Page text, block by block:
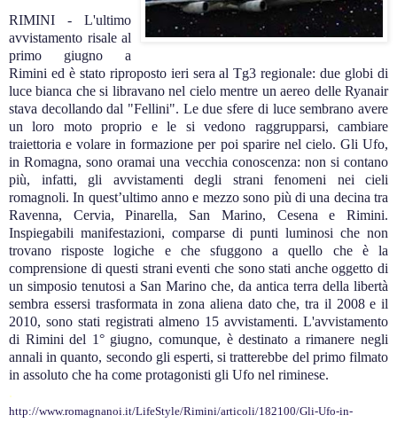
RIMINI - L'ultimo
avvistamento risale al
primo giugno a
Rimini ed è stato riproposto ieri sera al Tg3 regionale: due globi di
luce bianca che si libravano nel cielo mentre un aereo delle Ryanair
stava decollando dal "Fellini". Le due sfere di luce sembrano avere
un loro moto proprio e le si vedono raggrupparsi, cambiare
traiettoria e volare in formazione per poi sparire nel cielo. Gli Ufo,
in Romagna, sono oramai una vecchia conoscenza: non si contano
più, infatti, gli avvistamenti degli strani fenomeni nei cieli
romagnoli. In quest’ultimo anno e mezzo sono più di una decina tra
Ravenna, Cervia, Pinarella, San Marino, Cesena e Rimini.
Inspiegabili manifestazioni, comparse di punti luminosi che non
trovano risposte logiche e che sfuggono a quello che è la
comprensione di questi strani eventi che sono stati anche oggetto di
un simposio tenutosi a San Marino che, da antica terra della libertà
sembra essersi trasformata in zona aliena dato che, tra il 2008 e il
2010, sono stati registrati almeno 15 avvistamenti. L'avvistamento
di Rimini del 1° giugno, comunque, è destinato a rimanere negli
annali in quanto, secondo gli esperti, si tratterebbe del primo filmato
in assoluto che ha come protagonisti gli Ufo nel riminese.
.
http://www.romagnanoi.it/LifeStyle/Rimini/articoli/182100/Gli-Ufo-in-